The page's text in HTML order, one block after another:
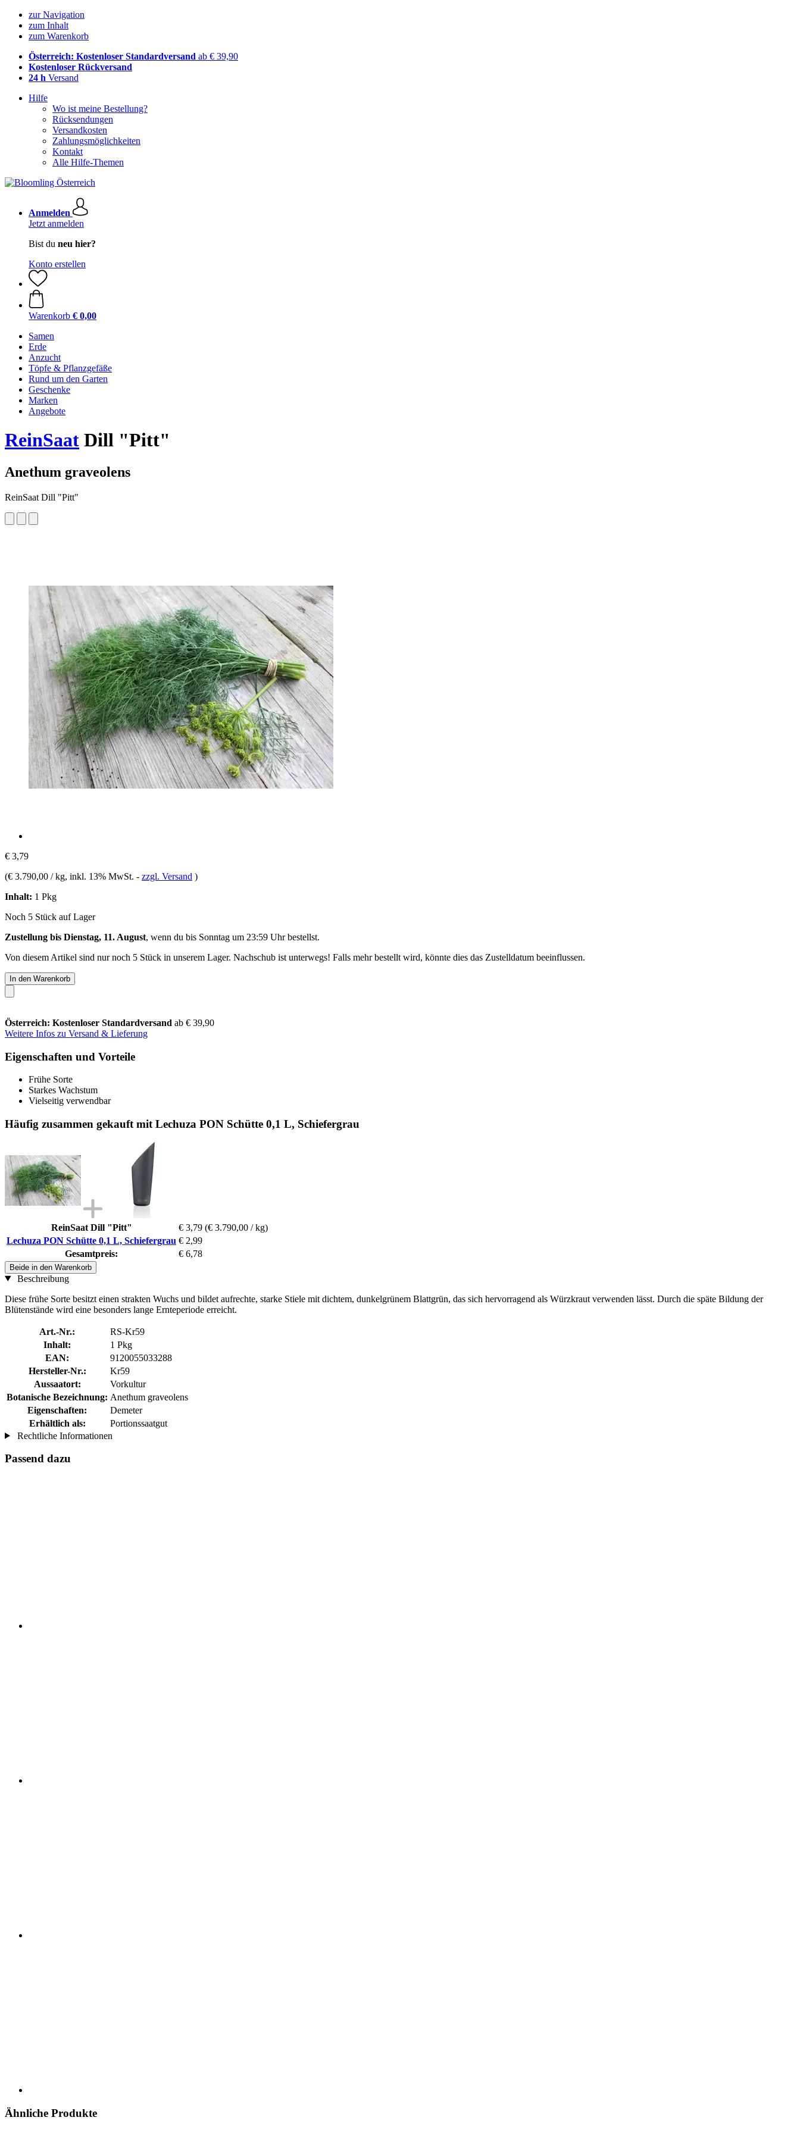
zur Navigation
zum Inhalt
zum Warenkorb
Österreich: Kostenloser Standardversand ab € 39,90
Kostenloser Rückversand
24 h Versand
Hilfe
Wo ist meine Bestellung?
Rücksendungen
Versandkosten
Zahlungsmöglichkeiten
Kontakt
Alle Hilfe-Themen
Anmelden
Jetzt anmelden
Bist du neu hier?
Konto erstellen
Warenkorb € 0,00
Samen
Erde
Anzucht
Töpfe & Pflanzgefäße
Rund um den Garten
Geschenke
Marken
Angebote
ReinSaat Dill "Pitt"
Anethum graveolens
ReinSaat Dill "Pitt"
€ 3,79
(€ 3.790,00 / kg, inkl. 13% MwSt. - zzgl. Versand )
Inhalt: 1 Pkg
Noch 5 Stück auf Lager
Zustellung bis Dienstag, 11. August, wenn du bis Sonntag um 23:59 Uhrbestellst.
Von diesem Artikel sind nur noch 5 Stück in unserem Lager. Nachschub ist unterwegs! Falls mehr bestellt wird, könnte dies das Zustelldatum beeinflussen.
In den Warenkorb
Österreich: Kostenloser Standardversand ab € 39,90
Weitere Infos zu Versand & Lieferung
Eigenschaften und Vorteile
Frühe Sorte
Starkes Wachstum
Vielseitig verwendbar
Häufig zusammen gekauft mit Lechuza PON Schütte 0,1 L, Schiefergrau
ReinSaat Dill "Pitt" € 3,79 (€ 3.790,00 / kg)
Lechuza PON Schütte 0,1 L, Schiefergrau € 2,99
Gesamtpreis:
€ 6,78
Beide in den Warenkorb
Beschreibung
Diese frühe Sorte besitzt einen strakten Wuchs und bildet aufrechte, starke Stiele mit dichtem, dunkelgrünem Blattgrün, das sich hervorragend als Würzkraut verwenden lässt. Durch die späte Bildung der
Blütenstände wird eine besonders lange Ernteperiode erreicht.
Art.-Nr.:
RS-Kr59
Inhalt:
1 Pkg
EAN:
9120055033288
Hersteller-Nr.:
Kr59
Aussaatort:
Vorkultur
Botanische Bezeichnung: Anethum graveolens
Eigenschaften:
Demeter
Erhältlich als:
Portionssaatgut
Rechtliche Informationen
Passend dazu
Ähnliche Produkte